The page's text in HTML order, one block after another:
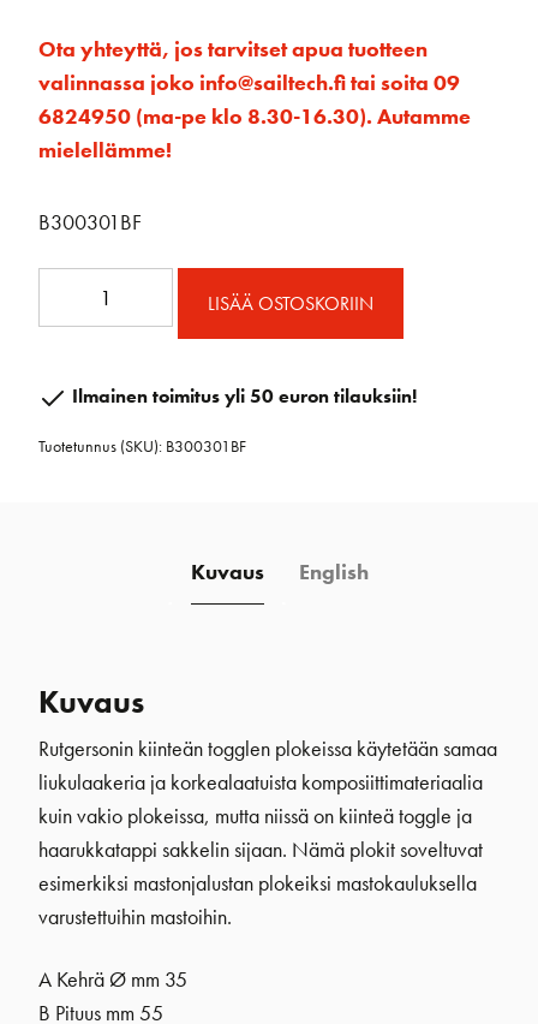
Ota yhteyttä, jos tarvitset apua tuotteen
valinnassa joko info@sailtech.fi tai soita 09
6824950 (ma-pe klo 8.30-16.30). Autamme
mielellämme!
B300301BF
kiinteä
12
LISÄÄ OSTOSKORIIN
Ilmainen toimitus yli 50 euron tilauksiin!
Tuotetunnus (SKU): B300301BF
Kuvaus English
Kuvaus
Rutgersonin kiinteän togglen plokeissa käytetään samaa
liukulaakeria ja korkealaatuista komposiittimateriaalia
kuin vakio plokeissa, mutta niissä on kiinteä toggle ja
haarukkatappi sakkelin sijaan. Nämä plokit soveltuvat
esimerkiksi mastonjalustan plokeiksi mastokauluksella
varustettuihin mastoihin.
A Kehrä Ø mm 35
B Pituus mm 55